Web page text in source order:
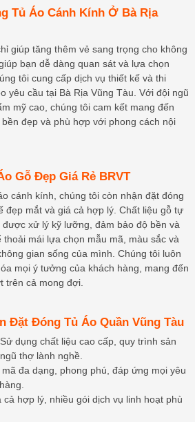
Tủ Áo Cánh Kính Ở Bà Rịa
giúp tăng thêm vẻ sang trọng cho không
bạn dễ dàng quan sát và lựa chọn
tôi cung cấp dịch vụ thiết kế và thi
yêu cầu tại Bà Rịa Vũng Tàu. Với đội ngũ
mỹ cao, chúng tôi cam kết mang đến
đẹp và phù hợp với phong cách nội
Gỗ Đẹp Giá Rẻ BRVT
cánh kính, chúng tôi còn nhận đặt đóng
đẹp mắt và giá cả hợp lý. Chất liệu gỗ tự
xử lý kỹ lưỡng, đảm bảo độ bền và
mái lựa chọn mẫu mã, màu sắc và
gian sống của mình. Chúng tôi luôn
mọi ý tưởng của khách hàng, mang đến
trên cả mong đợi.
Đặt Đóng Tủ Áo Quần Vũng Tàu
dụng chất liệu cao cấp, quy trình sản
thợ lành nghề.
mã đa dạng, phong phú, đáp ứng mọi yêu
cả hợp lý, nhiều gói dịch vụ linh hoạt phù